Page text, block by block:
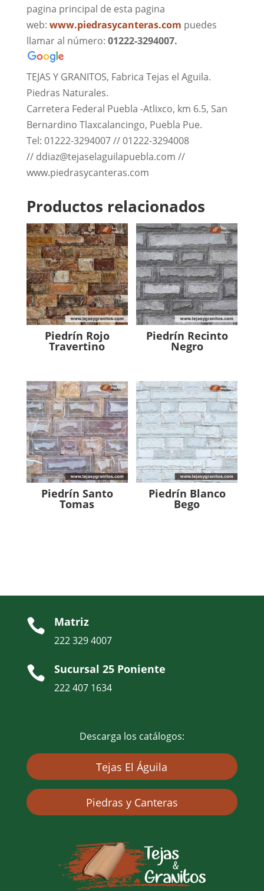
pagina principal de esta pagina
web: www.piedrasycanteras.com puedes
llamar al número: 01222-3294007.
TEJAS Y GRANITOS, Fabrica Tejas el Aguila.
Piedras Naturales.
Carretera Federal Puebla -Atlixco, km 6.5, San
Bernardino Tlaxcalancingo, Puebla Pue.
Tel: 01222-3294007 // 01222-3294008
// ddiaz@tejaselaguilapuebla.com //
www.piedrasycanteras.com
Productos relacionados
Piedrín Rojo
Travertino
Piedrín Recinto
Negro
Piedrín Santo
Tomas
Piedrín Blanco
Bego
 Matriz
222 329 4007
 Sucursal 25 Poniente
222 407 1634
Descarga los catálogos:
Tejas El Águila
Piedras y Canteras